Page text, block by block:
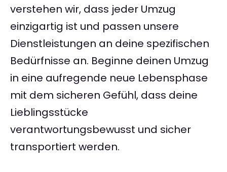
verstehen wir, dass jeder Umzug
einzigartig ist und passen unsere
Dienstleistungen an deine spezifischen
Bedürfnisse an. Beginne deinen Umzug
in eine aufregende neue Lebensphase
mit dem sicheren Gefühl, dass deine
Lieblingsstücke
verantwortungsbewusst und sicher
transportiert werden.